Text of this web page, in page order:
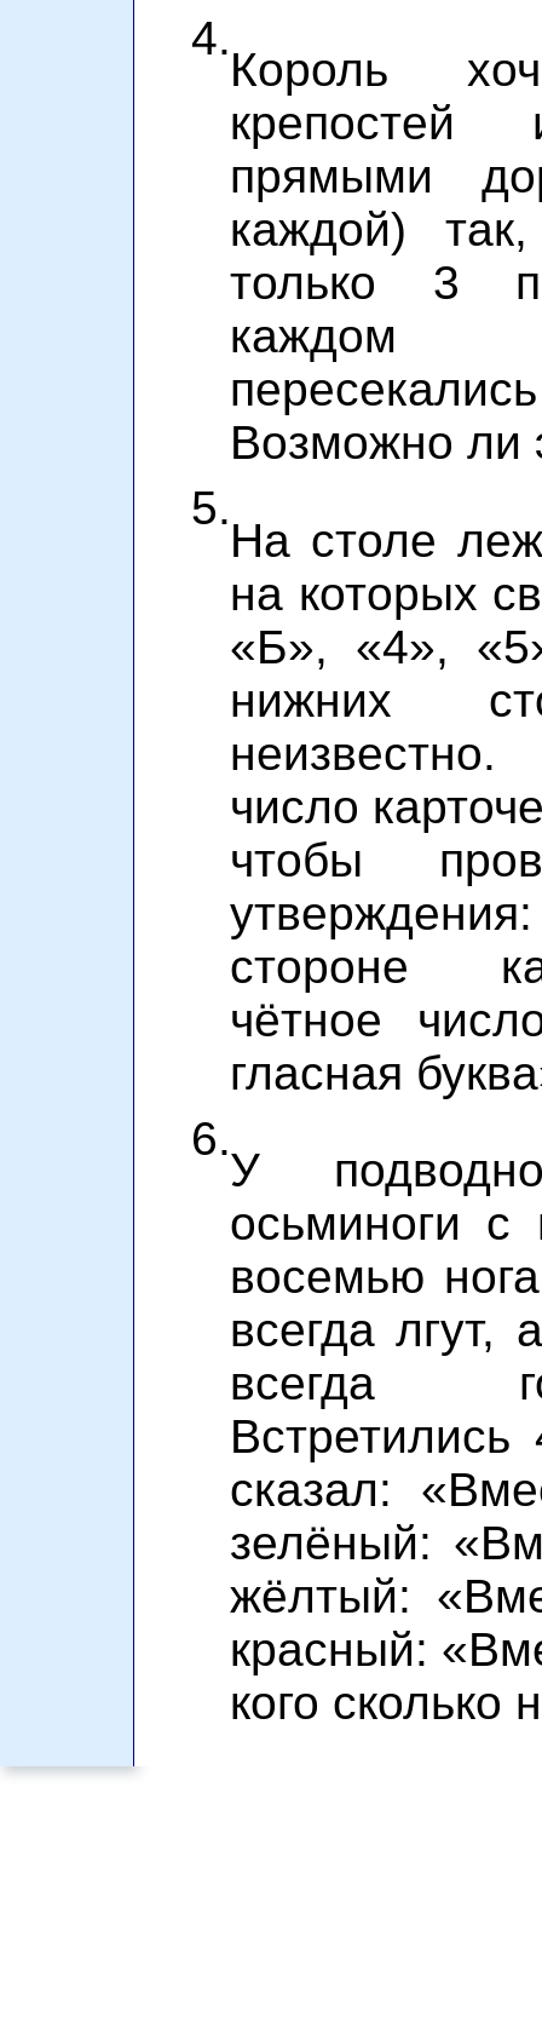
4.
Король
прямыми
каждой)
только 3
каждом
Возможно ли
5.
На столе
на которых
«Б», «4»,
нижних
число
чтобы
стороне
чётное
гласная
6.
У
осьминоги
восемью
всегда лгут,
всегда
сказал:
зелёный:
жёлтый:
красный:
кого сколько